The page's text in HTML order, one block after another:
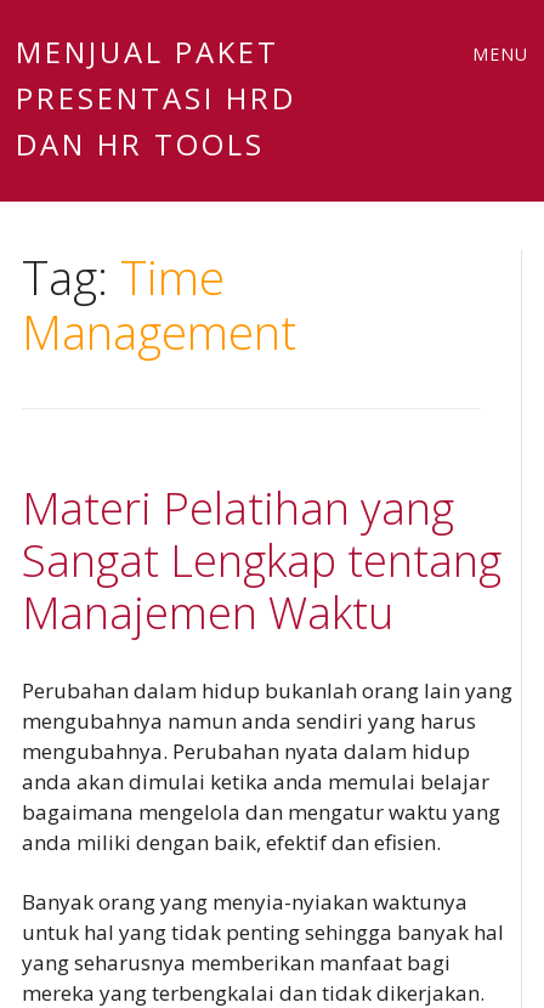
MENJUAL PAKET
PRESENTASI HRD
DAN HR TOOLS
MENU
Tag: Time
Management
Materi Pelatihan yang
Sangat Lengkap tentang
Manajemen Waktu
Perubahan dalam hidup bukanlah orang lain yang
mengubahnya namun anda sendiri yang harus
mengubahnya. Perubahan nyata dalam hidup
anda akan dimulai ketika anda memulai belajar
bagaimana mengelola dan mengatur waktu yang
anda miliki dengan baik, efektif dan efisien.
Banyak orang yang menyia-nyiakan waktunya
untuk hal yang tidak penting sehingga banyak hal
yang seharusnya memberikan manfaat bagi
mereka yang terbengkalai dan tidak dikerjakan.